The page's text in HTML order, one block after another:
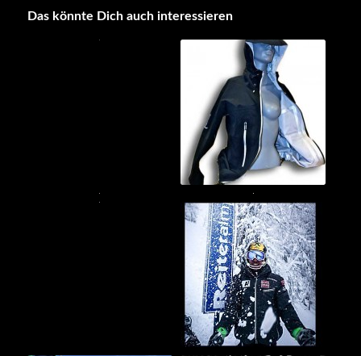
Das könnte Dich auch interessieren